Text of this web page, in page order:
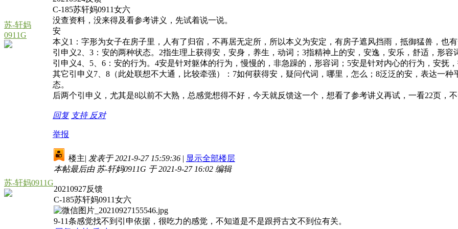
苏-轩妈
0911G
C-185苏轩妈0911女六
没查资料，没来得及看参考讲义，先试着说一说。
安
本义1：字形为女子在房子里，人有了归宿，不再居无定所，所以本义为安定，有房子遮风挡雨，抵御猛兽，也
引申义2、3：安的两种状态。2指生理上获得安，安身，养生，动词；3指精神上的安，安逸，安乐，舒适，形容
引申义4、5、6：安的行为。4安是针对躯体的行为，慢慢的，非急躁的，形容词；5安是针对内心的行为，安抚
其它引申义7、8（此处联想不大通，比较牵强）：7如何获得安，疑问代词，哪里，怎么；8泛泛的安，表达一
态。
后两个引申义，尤其是8以前不大熟，总感觉想得不好，今天就反馈这一个，想看了参考讲义再试，一看22页，
回复 支持 反对
举报
苏-轩妈0911G
楼主| 发表于 2021-9-27 15:59:36 | 显示全部楼层
本帖最后由 苏-轩妈0911G 于 2021-9-27 16:02 编辑
20210927反馈
C-185苏轩妈0911女六
9-11条感觉找不到引申依据，很吃力的感觉，不知道是不是跟捋古文不到位有关。